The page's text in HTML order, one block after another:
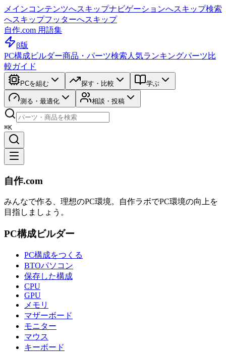
メインコンテンツへスキップナビゲーションへスキップ検索
へスキップフッターへスキップ
自作.com 用語集
β版
PC構成ビルダー商品・パーツ検索 人気ランキングパーツ比
較ガイド
PCを組む 探す・比較 学ぶ
測る・最適化 相談・投稿
⌘K
自作.com
みんなで作る、理想のPC環境。 自作ラボでPC環境の向上を
目指しましょう。
PC構成ビルダー
PC構成をつくる
BTOパソコン
保存した構成
CPU
GPU
メモリ
マザーボード
モニター
マウス
キーボード